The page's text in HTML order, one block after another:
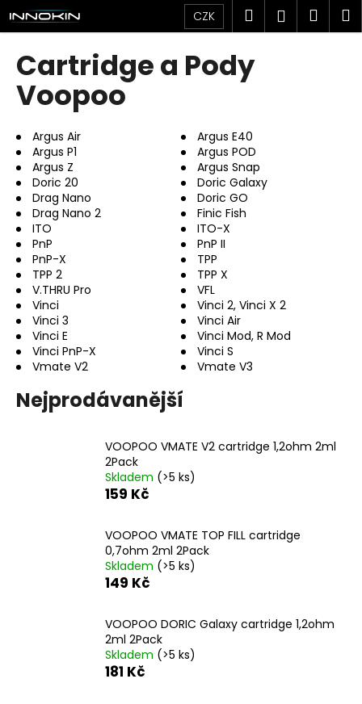
Přejít
na
obsah
CZK Hledat
Cartridge a Pody
Voopoo
Argus Air
Argus E40
Argus P1
Argus POD
Argus Z
Argus Snap
Doric 20
Doric Galaxy
Drag Nano
Doric GO
Drag Nano 2
Finic Fish
ITO
ITO-X
PnP
PnP II
PnP-X
TPP
TPP 2
TPP X
V.THRU Pro
VFL
Vinci
Vinci 2, Vinci X 2
Vinci 3
Vinci Air
Vinci E
Vinci Mod, R Mod
Vinci PnP-X
Vinci S
Vmate V2
Vmate V3
Nejprodávanější
VOOPOO VMATE V2 cartridge 1,2ohm 2ml
2Pack
Skladem (>5 ks)
159 Kč
VOOPOO VMATE TOP FILL cartridge
0,7ohm 2ml 2Pack
Skladem (>5 ks)
149 Kč
VOOPOO DORIC Galaxy cartridge 1,2ohm
2ml 2Pack
Skladem (>5 ks)
181 Kč
K
o
C
o
p
o
t
ř
e
b
u
j
e
t
e
n
j
HLEDAT